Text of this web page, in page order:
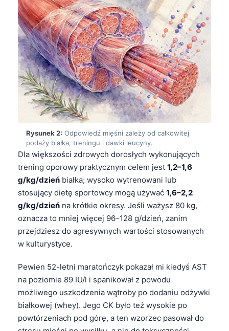
Rysunek 2: Odpowiedź mięśni zależy od całkowitej
podaży białka, treningu i dawki leucyny.
Dla większości zdrowych dorosłych wykonujących
trening oporowy praktycznym celem jest 1,2–1,6
g/kg/dzień białka; wysoko wytrenowani lub
stosujący dietę sportowcy mogą używać 1,6–2,2
g/kg/dzień na krótkie okresy. Jeśli ważysz 80 kg,
oznacza to mniej więcej 96–128 g/dzień, zanim
przejdziesz do agresywnych wartości stosowanych
w kulturystyce.
Pewien 52-letni maratończyk pokazał mi kiedyś AST
na poziomie 89 IU/l i spanikował z powodu
możliwego uszkodzenia wątroby po dodaniu odżywki
białkowej (whey). Jego CK było też wysokie po
powtórzeniach pod górę, a ten wzorzec pasował do